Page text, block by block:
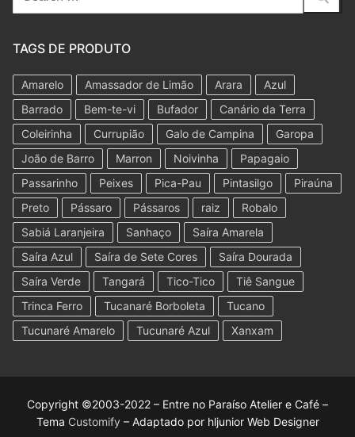
por:
TAGS DE PRODUTO
Amarelo Amassador de Limão Arara
Azul
Barrado
Bem-te-vi Bufador
Canário da Terra
Coleirinha
Currupião Galo de Campina
Garopa
João de Barro
Marron Noivinha
Papagaio
Passarinho
Peixes Pica-Pau Pintasilgo
Piraúna
Preto
Pássaro Pássaros raiz
Robalo
Sabiá Laranjeira
Sanhaço
Saíra Amarela
Saíra Azul
Saíra de Sete Cores
Saíra Dourada
Saíra Verde
Tangará Tico-Tico
Tiê Sangue
Trinca Ferro
Tucanaré Borboleta
Tucano
Tucunaré Amarelo
Tucunaré Azul Xanxam
Copyright ©2003-2022 – Entre no Paraíso Atelier e Café –
Tema Customify – Adaptado por hljunior Web Designer